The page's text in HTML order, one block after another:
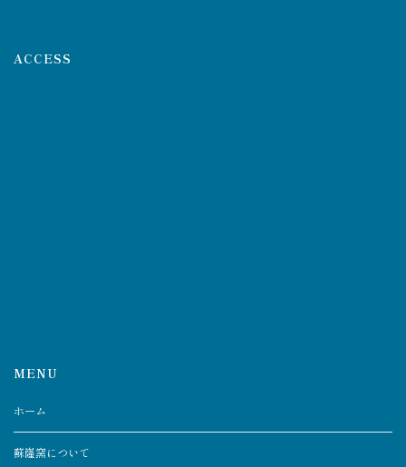
ACCESS
MENU
ホーム
蘇嶐窯について